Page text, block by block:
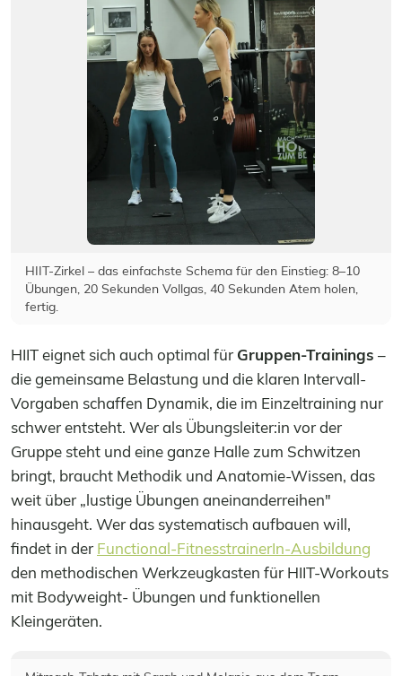
HIIT-Zirkel – das einfachste Schema für den Einstieg: 8–10
Übungen, 20 Sekunden Vollgas, 40 Sekunden Atem holen,
fertig.
HIIT eignet sich auch optimal für Gruppen-Trainings –
die gemeinsame Belastung und die klaren Intervall-
Vorgaben schaffen Dynamik, die im Einzeltraining nur
schwer entsteht. Wer als Übungsleiter:in vor der
Gruppe steht und eine ganze Halle zum Schwitzen
bringt, braucht Methodik und Anatomie-Wissen, das
weit über „lustige Übungen aneinanderreihen"
hinausgeht. Wer das systematisch aufbauen will,
findet in der Functional-FitnesstrainerIn-Ausbildung
den methodischen Werkzeugkasten für HIIT-Workouts
mit Bodyweight- Übungen und funktionellen
Kleingeräten.